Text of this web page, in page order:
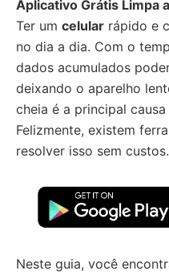
Aplicativo Grátis Limpa
Ter um celular rápido e
no dia a dia. Com o
dados acumulados
deixando o aparelho
cheia é a principal
Felizmente, existem
resolver isso sem custos.
Neste guia, você